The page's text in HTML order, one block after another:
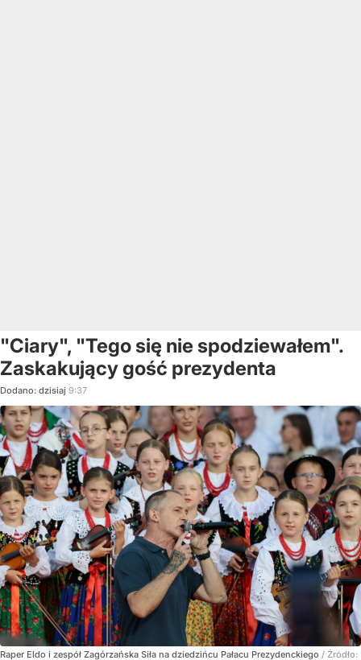
"Ciary", "Tego się nie spodziewałem".
Zaskakujący gość prezydenta
Dodano: dzisiaj 9:37
Raper Eldo i zespół Zagórzańska Siła na dziedzińcu Pałacu Prezydenckiego / Źródło: